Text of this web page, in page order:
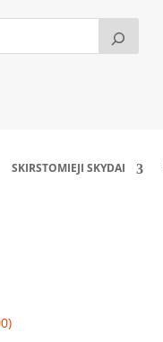
SKIRSTOMIEJI SKYDAI